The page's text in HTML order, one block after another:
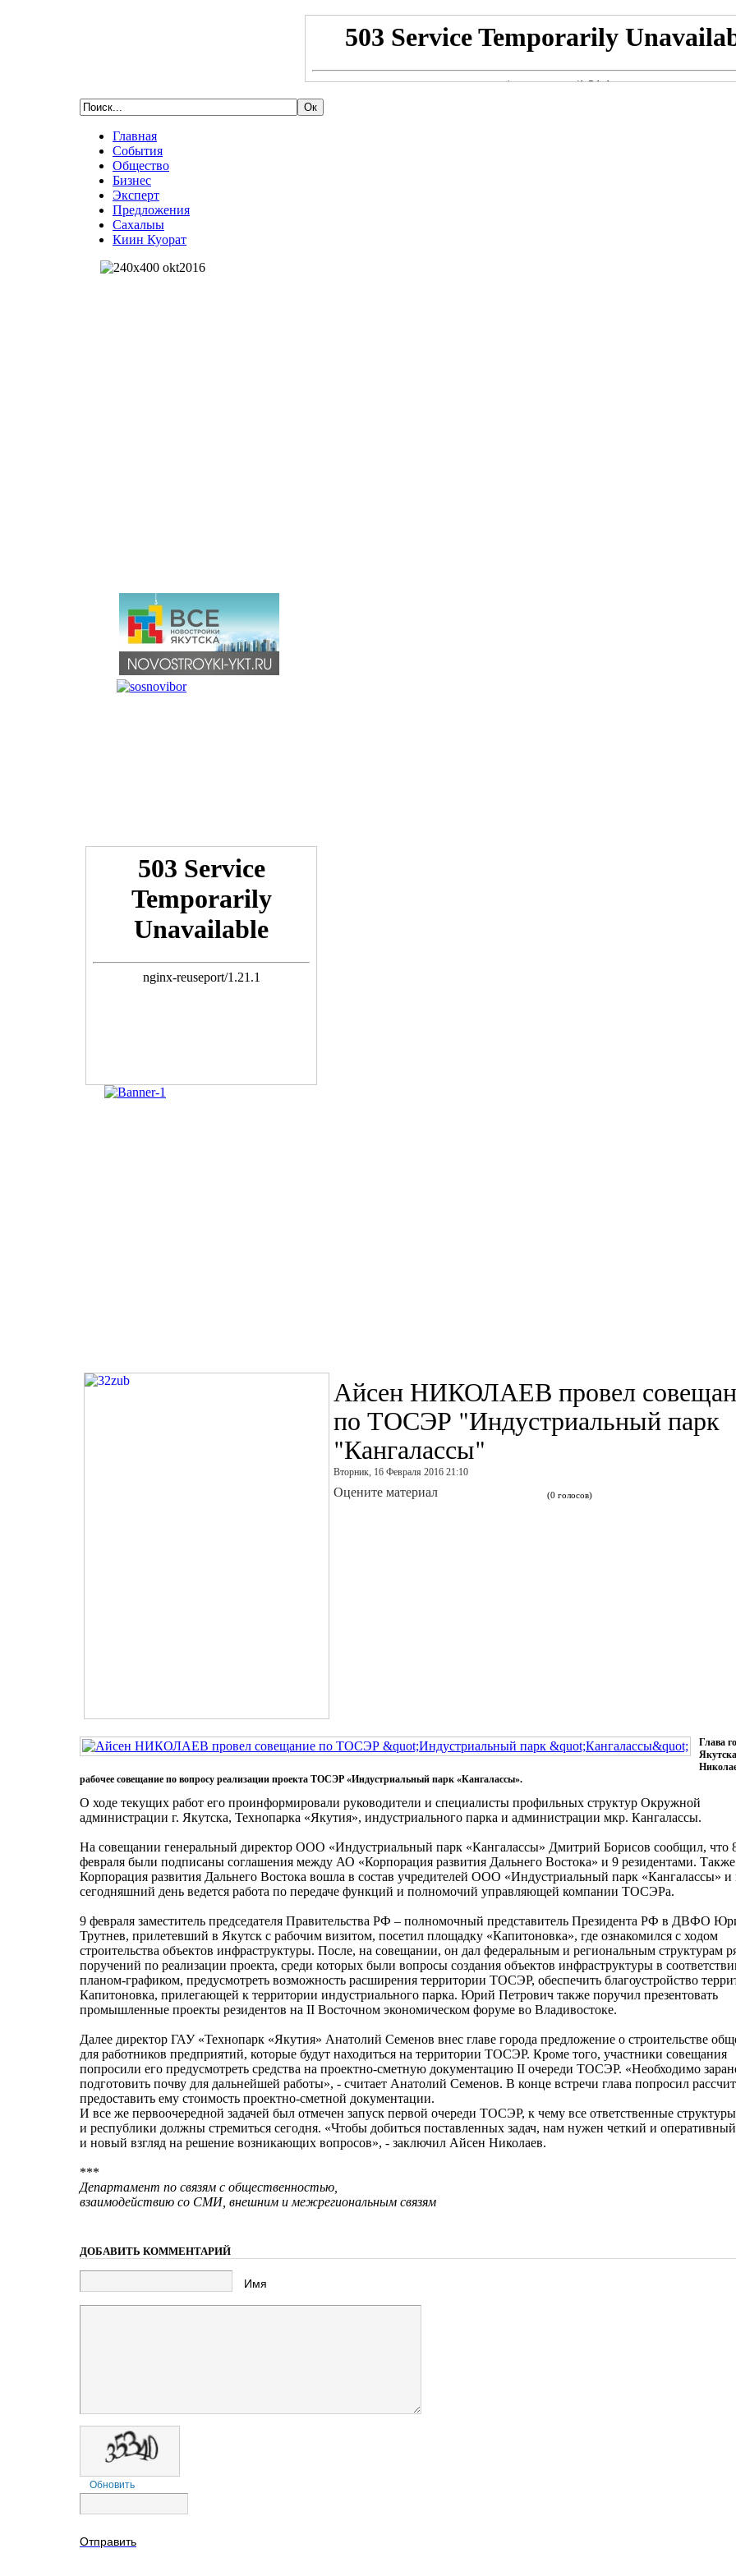
Главная
События
Общество
Бизнес
Эксперт
Предложения
Сахалыы
Киин Куорат
Айсен НИКОЛАЕВ провел
по ТОСЭР "Индустриальный парк
"Кангалассы"
Вторник, 16 Февраля 2016 21:10
Оцените материал (0 голосов)
Глава
рабочее совещание по вопросу реализации проекта ТОСЭР «Индустриальный парк «Кангалассы».
О ходе текущих работ его проинформировали руководители и специалисты профильных структур Окружной
администрации г. Якутска, Технопарка «Якутия», индустриального парка и администрации мкр. Кангалассы.
На совещании генеральный директор ООО «Индустриальный парк «Кангалассы» Дмитрий Борисов сообщил, что
февраля были подписаны соглашения между АО «Корпорация развития Дальнего Востока» и 9 резидентами. Также
Корпорация развития Дальнего Востока вошла в состав учредителей ООО «Индустриальный парк «Кангалассы» и
сегодняшний день ведется работа по передаче функций и полномочий управляющей компании ТОСЭРа.
9 февраля заместитель председателя Правительства РФ – полномочный представитель Президента РФ в ДВФО
Трутнев, прилетевший в Якутск с рабочим визитом, посетил площадку «Капитоновка», где ознакомился с ходом
строительства объектов инфраструктуры. После, на совещании, он дал федеральным и региональным структурам
поручений по реализации проекта, среди которых были вопросы создания объектов инфраструктуры в
планом-графиком, предусмотреть возможность расширения территории ТОСЭР, обеспечить благоустройство
Капитоновка, прилегающей к территории индустриального парка. Юрий Петрович также поручил презентовать
промышленные проекты резидентов на II Восточном экономическом форуме во Владивостоке.
Далее директор ГАУ «Технопарк «Якутия» Анатолий Семенов внес главе города предложение о строительстве
для работников предприятий, которые будут находиться на территории ТОСЭР. Кроме того, участники совещания
попросили его предусмотреть средства на проектно-сметную документацию II очереди ТОСЭР. «Необходимо
подготовить почву для дальнейшей работы», - считает Анатолий Семенов. В конце встречи глава попросил
предоставить ему стоимость проектно-сметной документации.
И все же первоочередной задачей был отмечен запуск первой очереди ТОСЭР, к чему все ответственные
и республики должны стремиться сегодня. «Чтобы добиться поставленных задач, нам нужен четкий и
и новый взгляд на решение возникающих вопросов», - заключил Айсен Николаев.
***
Департамент по связям с общественностью,
взаимодействию со СМИ, внешним и межрегиональным связям
ДОБАВИТЬ КОММЕНТАРИЙ
Имя
Обновить
Отправить